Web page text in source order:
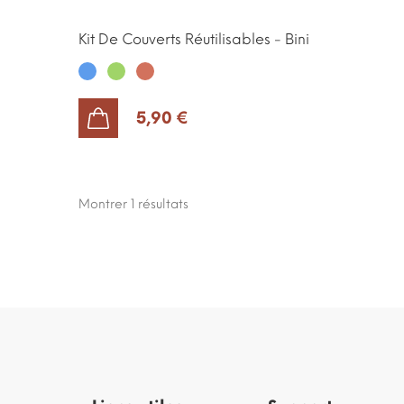
Kit De Couverts Réutilisables - Bini
BleuVertTerracotta
5,90 €
Montrer 1 résultats